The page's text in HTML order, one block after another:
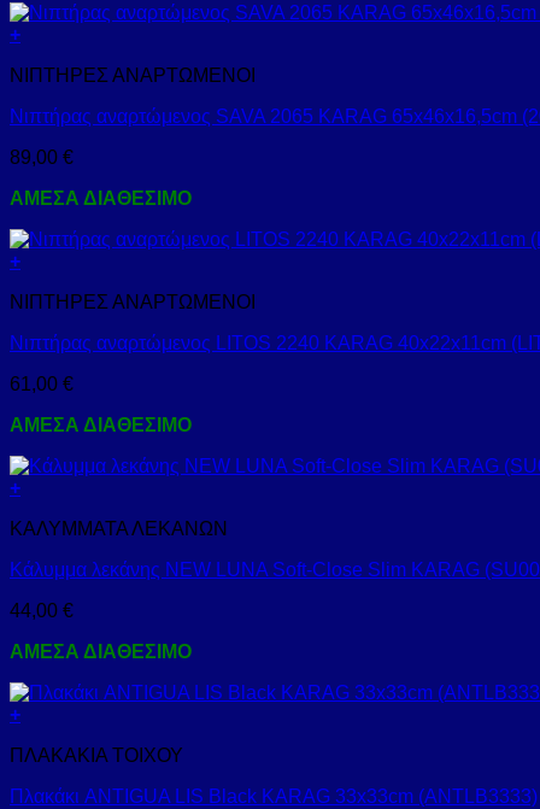
+
ΝΙΠΤΗΡΕΣ ΑΝΑΡΤΩΜΕΝΟΙ
Νιπτήρας αναρτώμενος SAVA 2065 KARAG 65x46x16,5cm
89,00 €
ΑΜΕΣΑ ΔΙΑΘΕΣΙΜΟ
+
ΝΙΠΤΗΡΕΣ ΑΝΑΡΤΩΜΕΝΟΙ
Νιπτήρας αναρτώμενος LITOS 2240 KARAG 40x22x11cm
61,00 €
ΑΜΕΣΑ ΔΙΑΘΕΣΙΜΟ
+
ΚΑΛΥΜΜΑΤΑ ΛΕΚΑΝΩΝ
Κάλυμμα λεκάνης NEW LUNA Soft-Close Slim KARAG
44,00 €
ΑΜΕΣΑ ΔΙΑΘΕΣΙΜΟ
+
ΠΛΑΚΑΚΙΑ ΤΟΙΧΟΥ
Πλακάκι ANTIGUA LIS Black KARAG 33x33cm (ANTLB3333)